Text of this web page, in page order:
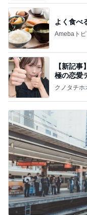
よく食べ
Amebaト
【新記
極の恋愛
クノタチ